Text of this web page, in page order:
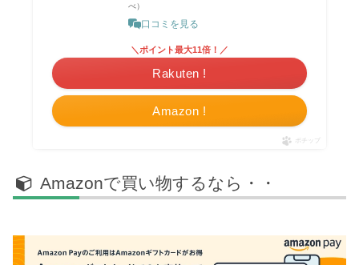
べ）
口コミを見る
Amazon !
＼ポイント最大11倍！／
Rakuten !
ポチップ
Amazonで買い物するなら・・